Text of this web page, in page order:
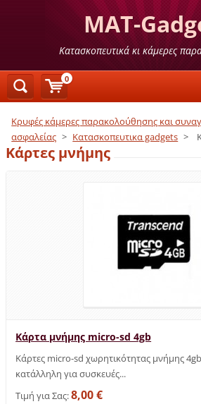
MAT-
Κατασκοπευτικά κι κάμερες
Κρυφές κάμερες παρακολούθησης και
ασφαλείας > Κατασκοπευτικα gadgets >
Κάρτες μνήμης
Κάρτα μνήμης micro-sd 4gb
Κάρτες micro-sd χωρητικότητας μνήμης
κατάλληλη για συσκευές...
Τιμή για Σας:8,00 €
0